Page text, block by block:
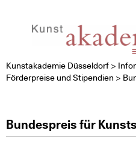
Kunstakademie Düsseldorf >
Förderpreise und Stipendien >
Bundespreis für